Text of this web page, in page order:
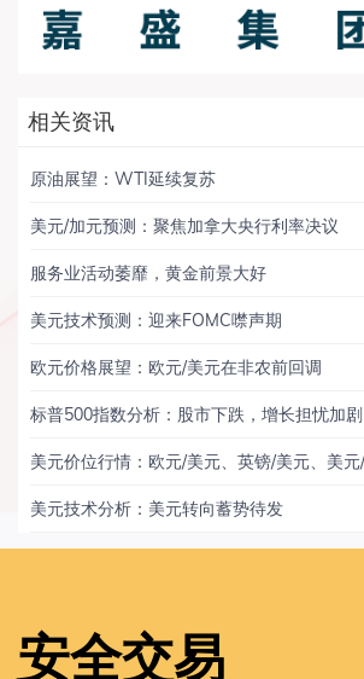
相关资讯
原油展望：WTI延续复苏
美元/加元预测：聚焦加拿大央行利率决议
服务业活动萎靡，黄金前景大好
美元技术预测：迎来FOMC噤声期
欧元价格展望：欧元/美元在非农前回调
标普500指数分析：股市下跌，增长担忧加剧
美元技术分析：美元转向蓄势待发
安全交易